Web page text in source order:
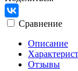
Сравнение
Описание
Отзывы